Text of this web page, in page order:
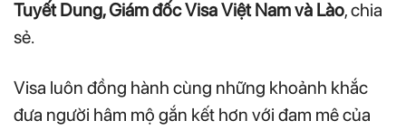
Tuyết Dung, Giám đốc Visa Việt Nam và Lào, chia
sẻ.
Visa luôn đồng hành cùng những khoảnh khắc
đưa người hâm mộ gắn kết hơn với đam mê của